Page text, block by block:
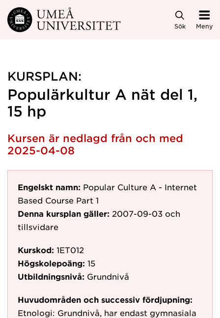
Hoppa direkt till innehållet
Sök Meny
KURSPLAN:
Populärkultur A nät del 1,
15 hp
Kursen är nedlagd från och med
2025-04-08
Engelskt namn: Popular Culture A - Internet
Based Course Part 1
Denna kursplan gäller: 2007-09-03 och
tillsvidare
Kurskod: 1ET012
Högskolepoäng: 15
Utbildningsnivå: Grundnivå
Huvudområden och successiv fördjupning:
Etnologi: Grundnivå, har endast gymnasiala